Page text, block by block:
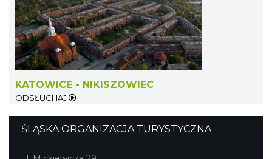
O zbożach, chlebie i ziołach
Chorzów
2026-08-23
4.42 km
KATOWICE - NIKISZOWIEC
ODSŁUCHAJ
ŚLĄSKA ORGANIZACJA TURYSTYCZNA